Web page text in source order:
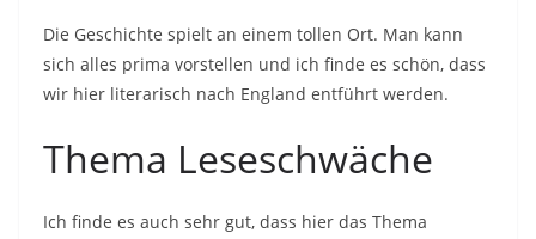
Die Geschichte spielt an einem tollen Ort. Man kann
sich alles prima vorstellen und ich finde es schön, dass
wir hier literarisch nach England entführt werden.
Thema Leseschwäche
Ich finde es auch sehr gut, dass hier das Thema